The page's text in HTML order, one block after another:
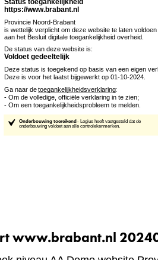
een
andere
website)
www.brabant.nl